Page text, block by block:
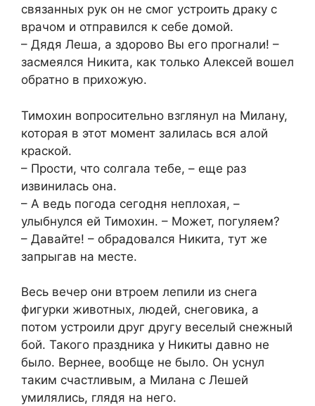
связанных рук он не смог устроить драку с
врачом и отправился к себе домой.
– Дядя Леша, а здорово Вы его прогнали! –
засмеялся Никита, как только Алексей вошел
обратно в прихожую.
Тимохин вопросительно взглянул на Милану,
которая в этот момент залилась вся алой
краской.
– Прости, что солгала тебе, – еще раз
извинилась она.
– А ведь погода сегодня неплохая, –
улыбнулся ей Тимохин. – Может, погуляем?
– Давайте! – обрадовался Никита, тут же
запрыгав на месте.
Весь вечер они втроем лепили из снега
фигурки животных, людей, снеговика, а
потом устроили друг другу веселый снежный
бой. Такого праздника у Никиты давно не
было. Вернее, вообще не было. Он уснул
таким счастливым, а Милана с Лешей
умилялись, глядя на него.